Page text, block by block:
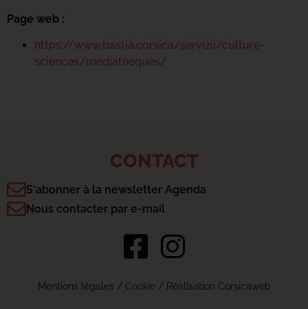
Page web :
https://www.bastia.corsica/servizii/culture-
sciences/mediatheques/
CONTACT
S'abonner à la newsletter Agenda
Nous contacter par e-mail
Mentions légales / Cookie/ Réalisation Corsicaweb